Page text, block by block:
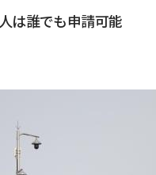
は誰でも申請可能